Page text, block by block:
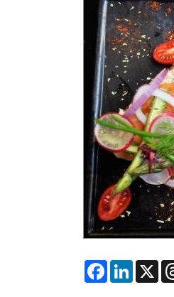
FacebookLinkedIn
X